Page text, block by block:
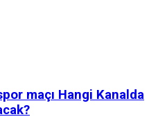
maçı Hangi Kanalda